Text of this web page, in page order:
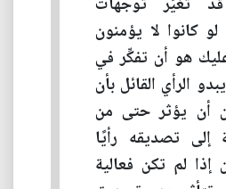
كانوا لا يؤمنون
هو أن تفكِّر في
الرأي القائل بأن
أن يؤثر حتى من
إلى تصديقه رأيًا
إذا لم تكن فعالية